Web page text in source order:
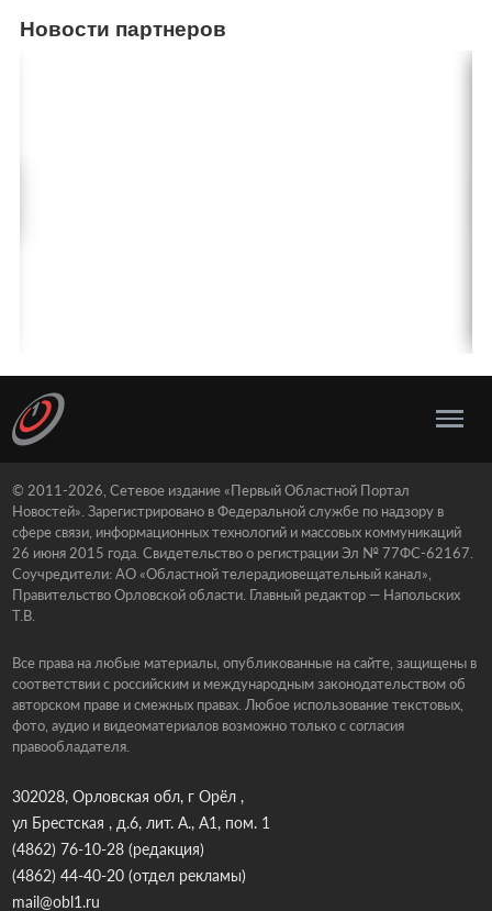
Новости партнеров
© 2011-2026, Сетевое издание «Первый Областной Портал
Новостей». Зарегистрировано в Федеральной службе по надзору в
сфере связи, информационных технологий и массовых коммуникаций
26 июня 2015 года. Свидетельство о регистрации Эл № 77ФС-62167.
Соучредители: АО «Областной телерадиовещательный канал»,
Правительство Орловской области. Главный редактор — Напольских
Т.В.
Все права на любые материалы, опубликованные на сайте, защищены в
соответствии с российским и международным законодательством об
авторском праве и смежных правах. Любое использование текстовых,
фото, аудио и видеоматериалов возможно только с согласия
правообладателя.
302028, Орловская обл, г Орёл ,
ул Брестская , д.6, лит. А., А1, пом. 1
(4862) 76-10-28(редакция)
(4862) 44-40-20(отдел рекламы)
mail@obl1.ru